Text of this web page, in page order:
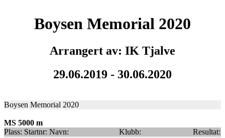
Boysen Memorial 2020
Arrangert av: IK Tjalve
29.06.2019 - 30.06.2020
Boysen Memorial 2020
MS 5000 m
Plass: Startnr: Navn: Klubb:
Resultat: